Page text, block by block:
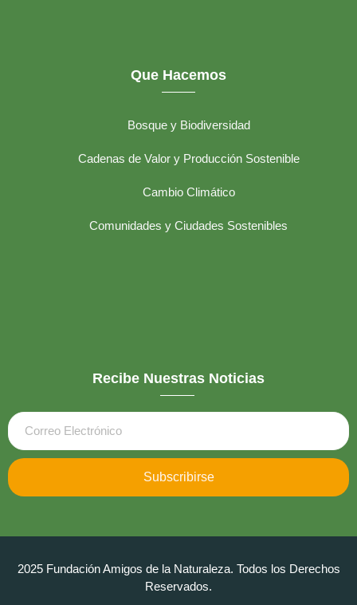
Que Hacemos
Bosque y Biodiversidad
Cadenas de Valor y Producción Sostenible
Cambio Climático
Comunidades y Ciudades Sostenibles
Recibe Nuestras Noticias
Subscribirse
2025 Fundación Amigos de la Naturaleza. Todos los Derechos
Reservados.